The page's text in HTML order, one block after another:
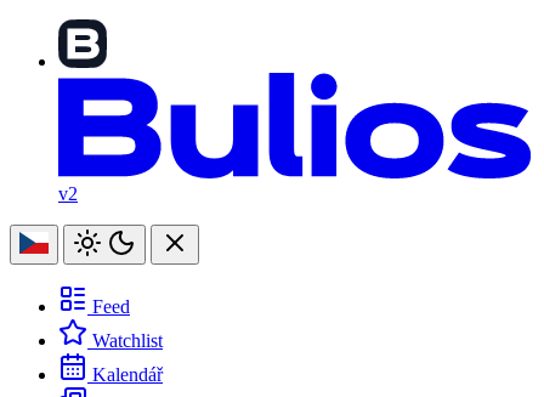
v2
Feed
Watchlist
Kalendář